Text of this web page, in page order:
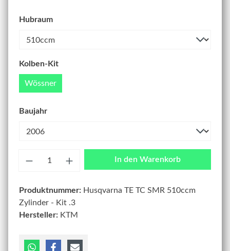
Hubraum
Kolben-Kit
Wössner
Baujahr
In den Warenkorb
Produktnummer: Husqvarna TE TC SMR 510ccm
Zylinder - Kit .3
Hersteller: KTM